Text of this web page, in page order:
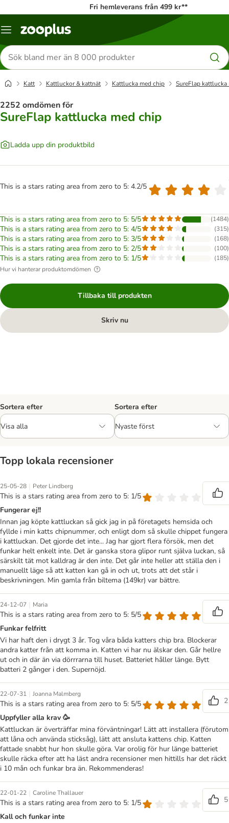
Fri hemleverans från 499 kr**
Katalogmeny
Sök
efter
produkter
Katt Kattluckor & kattnät Kattlucka med chip SureFlap kattlucka
2252 omdömen för
SureFlap kattlucka med chip
Ladda upp din produktbild
This is a stars rating area from zero to 5: 4.2/5
This is a stars rating area from zero to 5: 5/5 (1484)
This is a stars rating area from zero to 5: 4/5 (315)
This is a stars rating area from zero to 5: 3/5 (168)
This is a stars rating area from zero to 5: 2/5 (100)
This is a stars rating area from zero to 5: 1/5 (185)
Hur vi hanterar produktomdömen
Tillbaka till produkten
Skriv nu
Sortera efter Sortera efter
Topp lokala recensioner
25-05-28 | Peter Lindberg
This is a stars rating area from zero to 5: 1/5
Fungerar ej!!
Innan jag köpte kattluckan så gick jag in på företagets hemsida och
fyllde i min katts chipnummer, och enligt dom så skulle chippet fungera
i kattluckan. Det gjorde det inte... Jag har gjort flera försök, men det
funkar helt enkelt inte. Det är ganska stora glipor runt själva luckan, så
särskilt tät mot kalldrag är den inte. Det går inte heller att ställa den i
manuellt läge så att katten kan gå in och ut, trots att det står i
beskrivningen. Min gamla från biltema (149kr) var bättre.
24-12-07 | Maria
This is a stars rating area from zero to 5: 5/5
Funkar felfritt
Vi har haft den i drygt 3 år. Tog våra båda katters chip bra. Blockerar
andra katter från att komma in. Katten vi har nu älskar den. Går hellre
ut och in där än via dörrrarna till huset. Batteriet håller länge. Bytt
batteri 2 gånger i den. Supernöjd.
22-07-31 | Joanna Malmberg
This is a stars rating area from zero to 5: 5/5
2
Uppfyller alla krav 🥳
Kattluckan är överträffar mina förväntningar! Lätt att installera (förutom
att låna och använda sticksåg), lätt att ansluta kattens chip. Katten
fattade snabbt hur hon skulle göra. Var orolig för hur länge batteriet
skulle räcka efter att ha läst andra recensioner men hittills har det räckt
i 10 mån och funkar bra än. Rekommenderas!
22-01-22 | Caroline Thallauer
This is a stars rating area from zero to 5: 1/5
5
Kall och funkar inte